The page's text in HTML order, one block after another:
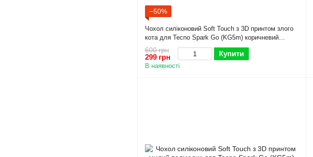
−50%
Чохол силіконовий Soft Touch з 3D принтом злого
кота для Tecno Spark Go (KG5m) коричневий
(Повний захист камери)
600 грн
299 грн Купити
В наявності